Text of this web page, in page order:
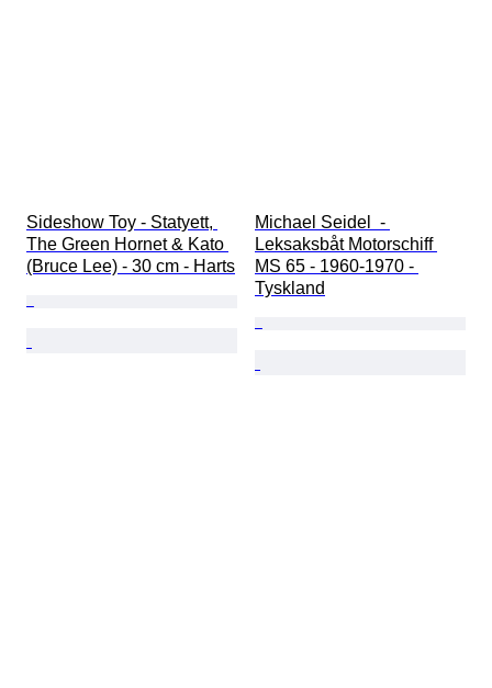
Sideshow Toy - Statyett,
The Green Hornet & Kato
(Bruce Lee) - 30 cm - Harts
Michael Seidel  -
Leksaksbåt Motorschiff
MS 65 - 1960-1970 -
Tyskland